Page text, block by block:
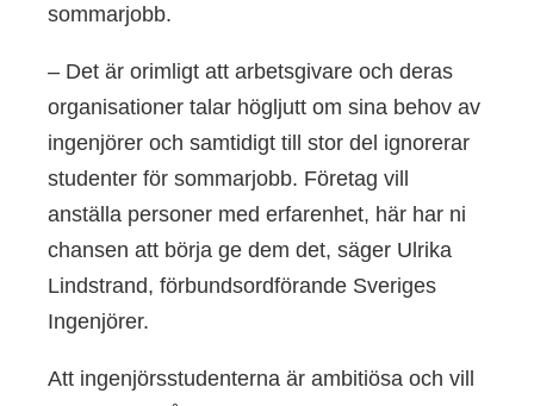
sommarjobb.
– Det är orimligt att arbetsgivare och deras
organisationer talar högljutt om sina behov av
ingenjörer och samtidigt till stor del ignorerar
studenter för sommarjobb. Företag vill
anställa personer med erfarenhet, här har ni
chansen att börja ge dem det, säger Ulrika
Lindstrand, förbundsordförande Sveriges
Ingenjörer.
Att ingenjörsstudenterna är ambitiösa och vill